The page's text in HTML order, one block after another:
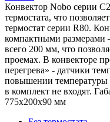
Конвектор Nobo серии
термостата, что
термостат серии R80.
компактными размерами
всего 200 мм, что
проемах. В конвекторе
перегрева» - датчики
повышении температуры
в комплект не входят.
775x200x90 мм